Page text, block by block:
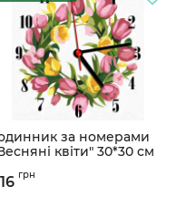
за номерами
квіти" 30*30 см
грн